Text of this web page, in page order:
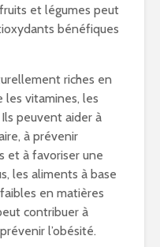
et légumes peut
bénéfiques
riches en
vitamines, les
peuvent aider à
à prévenir
et à favoriser une
les aliments à base
en matières
contribuer à
l’obésité.